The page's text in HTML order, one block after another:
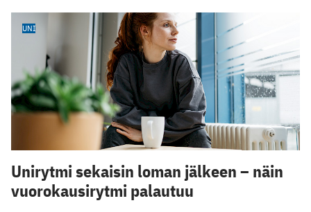
UNI
Unirytmi sekaisin loman jälkeen – näin
vuorokausirytmi palautuu